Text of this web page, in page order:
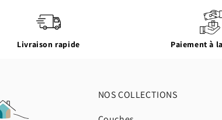
Livraison rapide Paiement à
NOS COLLECTIONS